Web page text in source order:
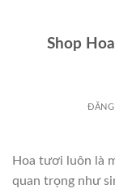
Shop
Hoa tươi luôn là
quan trọng như